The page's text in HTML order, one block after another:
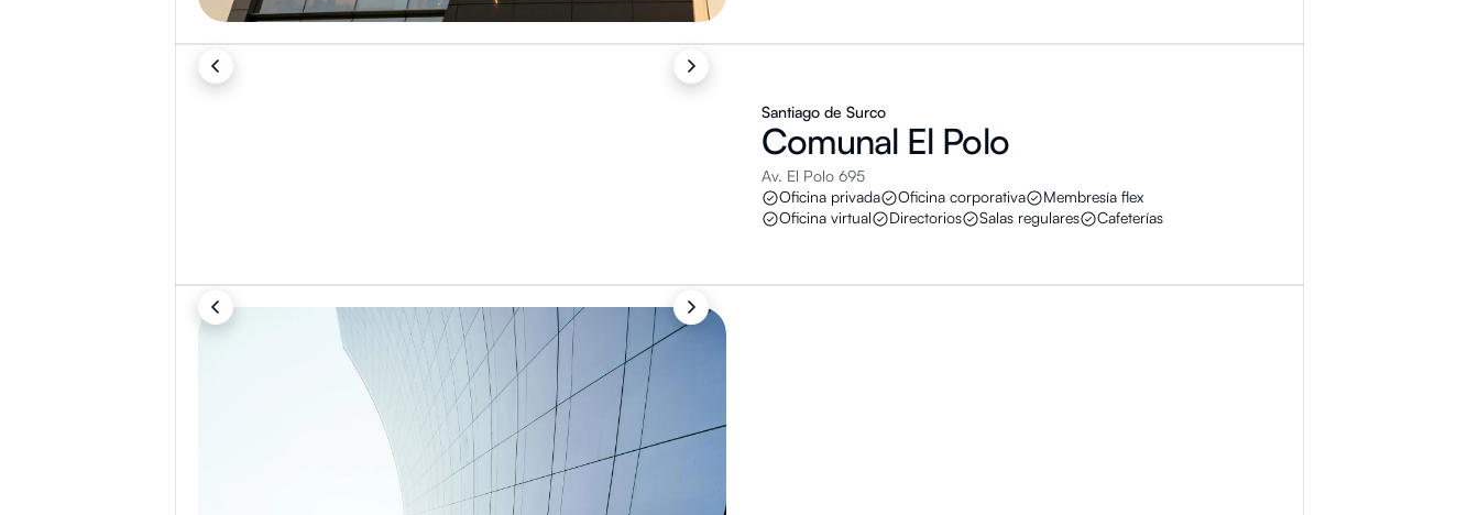
Santiago de Surco
Comunal El Polo
Av. El Polo 695
Oficina privada
Oficina corporativa
Membresía flex
Oficina virtual
Directorios Salas regulares Cafeterías